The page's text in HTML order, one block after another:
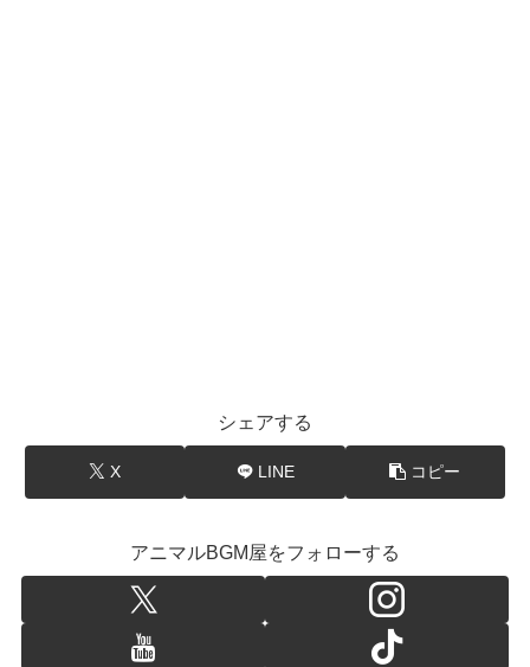
シェアする
X LINE コピー
アニマルBGM屋をフォローする